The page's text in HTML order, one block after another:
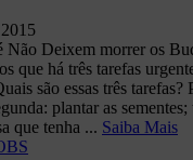
Não Deixem morrer os
que há três tarefas
são essas três tarefas?
plantar as
que tenha ... Saiba Mais